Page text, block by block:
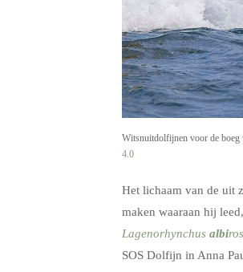
Witsnuitdolfijnen voor de boeg
4.0
Het lichaam van de uit
maken waaraan hij
Lagenorhynchus albi
SOS Dolfijn in Anna